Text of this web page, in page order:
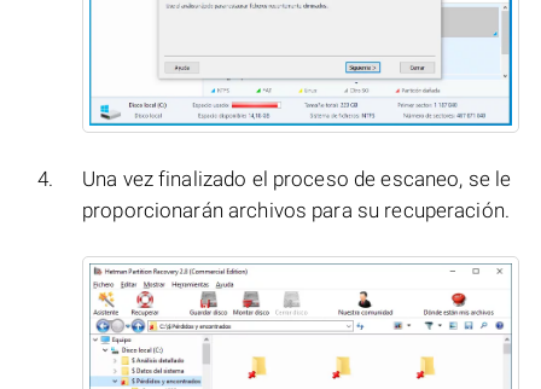
Una vez finalizado el proceso de escaneo, se le
proporcionarán archivos para su recuperación.